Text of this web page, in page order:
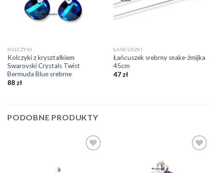
KOLCZYKI
Kolczyki z kryształkiem
Swarovski Crystals Twist
Bermuda Blue srebrne
88zł
ŁAŃCUSZKI
Łańcuszek srebrny snake-żmijka
45cm
47zł
PODOBNE PRODUKTY